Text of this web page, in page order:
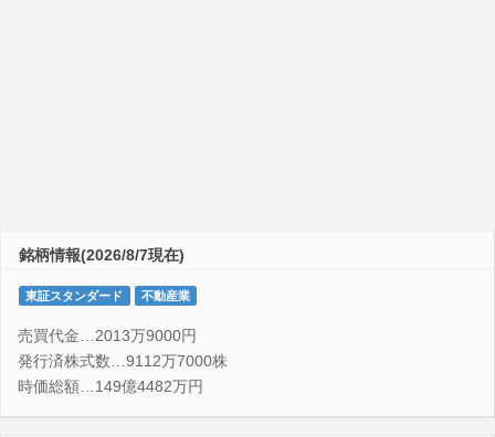
銘柄情報(2026/8/7現在)
東証スタンダード 不動産業
売買代金…2013万9000円
発行済株式数…9112万7000株
時価総額…149億4482万円